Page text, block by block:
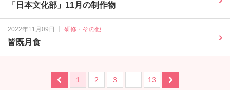
「日本文化部」11月の制作物
2022年11月09日 研修・その他
皆既月食
1 2 3 ... 13